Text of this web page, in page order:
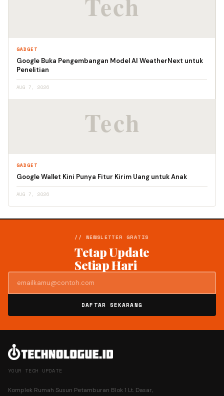
GADGET
Google Buka Pengembangan Model AI WeatherNext untuk
Penelitian
AUG 7, 2026
GADGET
Google Wallet Kini Punya Fitur Kirim Uang untuk Anak
AUG 7, 2026
// NEWSLETTER GRATIS
Tetap Update
Setiap Hari
DAFTAR SEKARANG
YOUR TECH UPDATE
Komplek Rumah Susun Petamburan Blok 1 Lt. Dasar,